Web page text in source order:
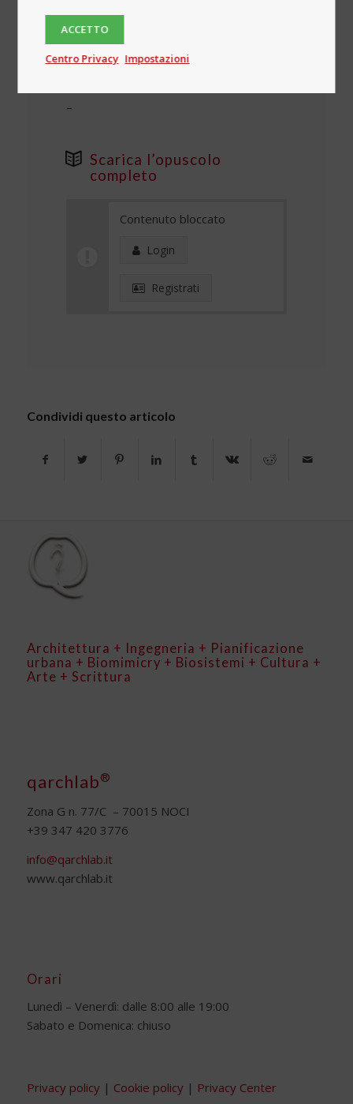
UK
–
Scarica l’opuscolo
completo
Contenuto bloccato
Login
Registrati
Condividi questo articolo
Architettura + Ingegneria + Pianificazione
urbana + Biomimicry + Biosistemi + Cultura +
Arte + Scrittura
qarchlab®
Zona G n. 77/C – 70015 NOCI
+39 347 420 3776
info@qarchlab.it
www.qarchlab.it
Orari
Lunedì – Venerdì: dalle 8:00 alle 19:00
Sabato e Domenica: chiuso
Privacy policy| Cookie policy| Privacy Center
ACCETTO
Centro Privacy Impostazioni